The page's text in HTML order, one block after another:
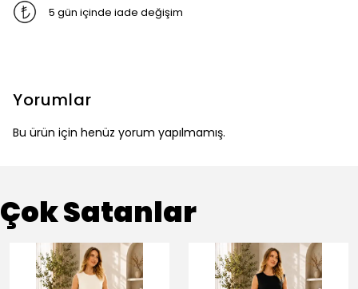
5 gün içinde iade değişim
Yorumlar
Bu ürün için henüz yorum yapılmamış.
Çok Satanlar